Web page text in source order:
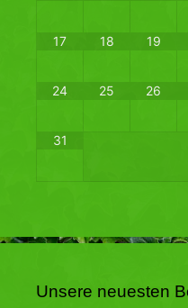
17 18 19
24 25 26
31
Unsere neuesten